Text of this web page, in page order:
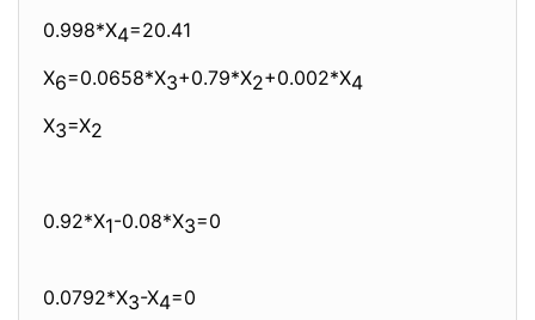
0.998*X4=20.41
X6=0.0658*X3+0.79*X2+0.002*X4
X3=X2
0.92*X1-0.08*X3=0
0.0792*X3-X4=0